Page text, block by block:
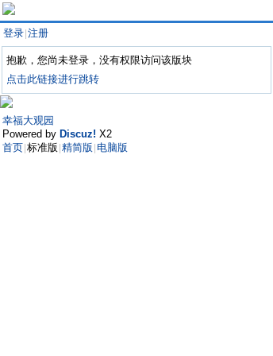
登录 注册
抱歉，您尚未登录，没有权限访问该版块
点击此链接进行跳转
幸福大观园
Powered by Discuz! X2
首页 标准版 精简版 电脑版